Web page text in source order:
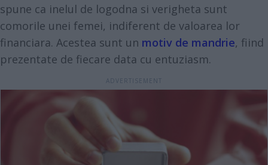
spune ca inelul de logodna si verigheta sunt
comorile unei femei, indiferent de valoarea lor
financiara. Acestea sunt un motiv de mandrie, fiind
prezentate de fiecare data cu entuziasm.